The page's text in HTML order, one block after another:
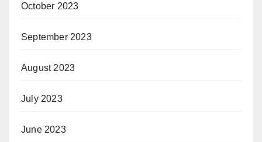
October 2023
September 2023
August 2023
July 2023
June 2023